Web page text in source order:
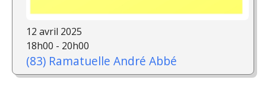
12 avril 2025
18h00 - 20h00
(83) Ramatuelle André Abbé